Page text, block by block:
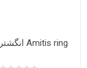
Amitis ring انگشتر آمیتیس